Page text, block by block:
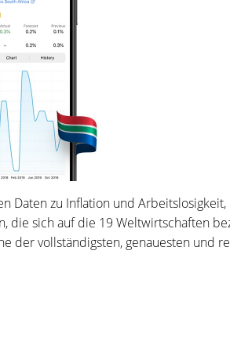
Daten zu Inflation und
die sich auf die 19 Weltwirtschaften
der vollständigsten, genauesten und